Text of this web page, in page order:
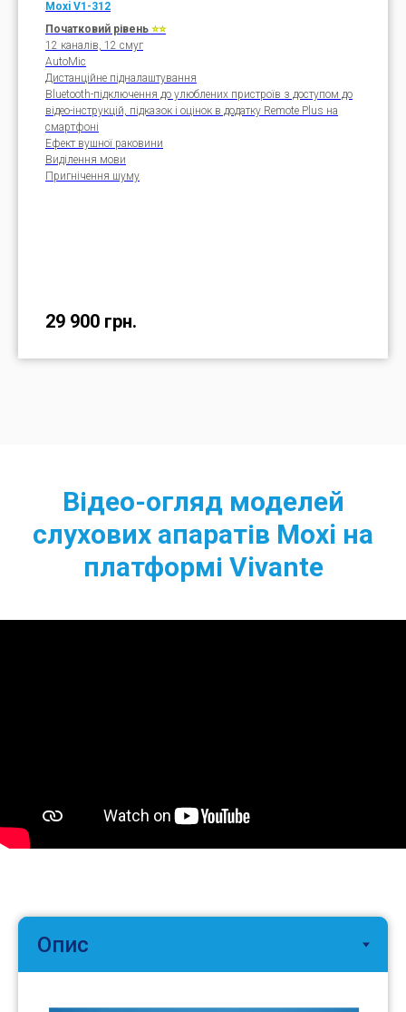
Moxi V1-312
Початковий рівень ⭐⭐
12 каналів, 12 смуг
AutoMic
Дистанційне підналаштування
Bluetooth-підключення до улюблених пристроїв з доступом до
відео-інструкцій, підказок і оцінок в додатку Remote Plus на
смартфоні
Ефект вушної раковини
Виділення мови
Пригнічення шуму
29 900 грн.
Відео-огляд моделей
слухових апаратів Moxi на
платформі Vivante